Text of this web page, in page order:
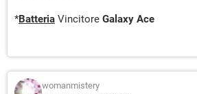
*Batteria Vincitore Galaxy Ace
womanmistery